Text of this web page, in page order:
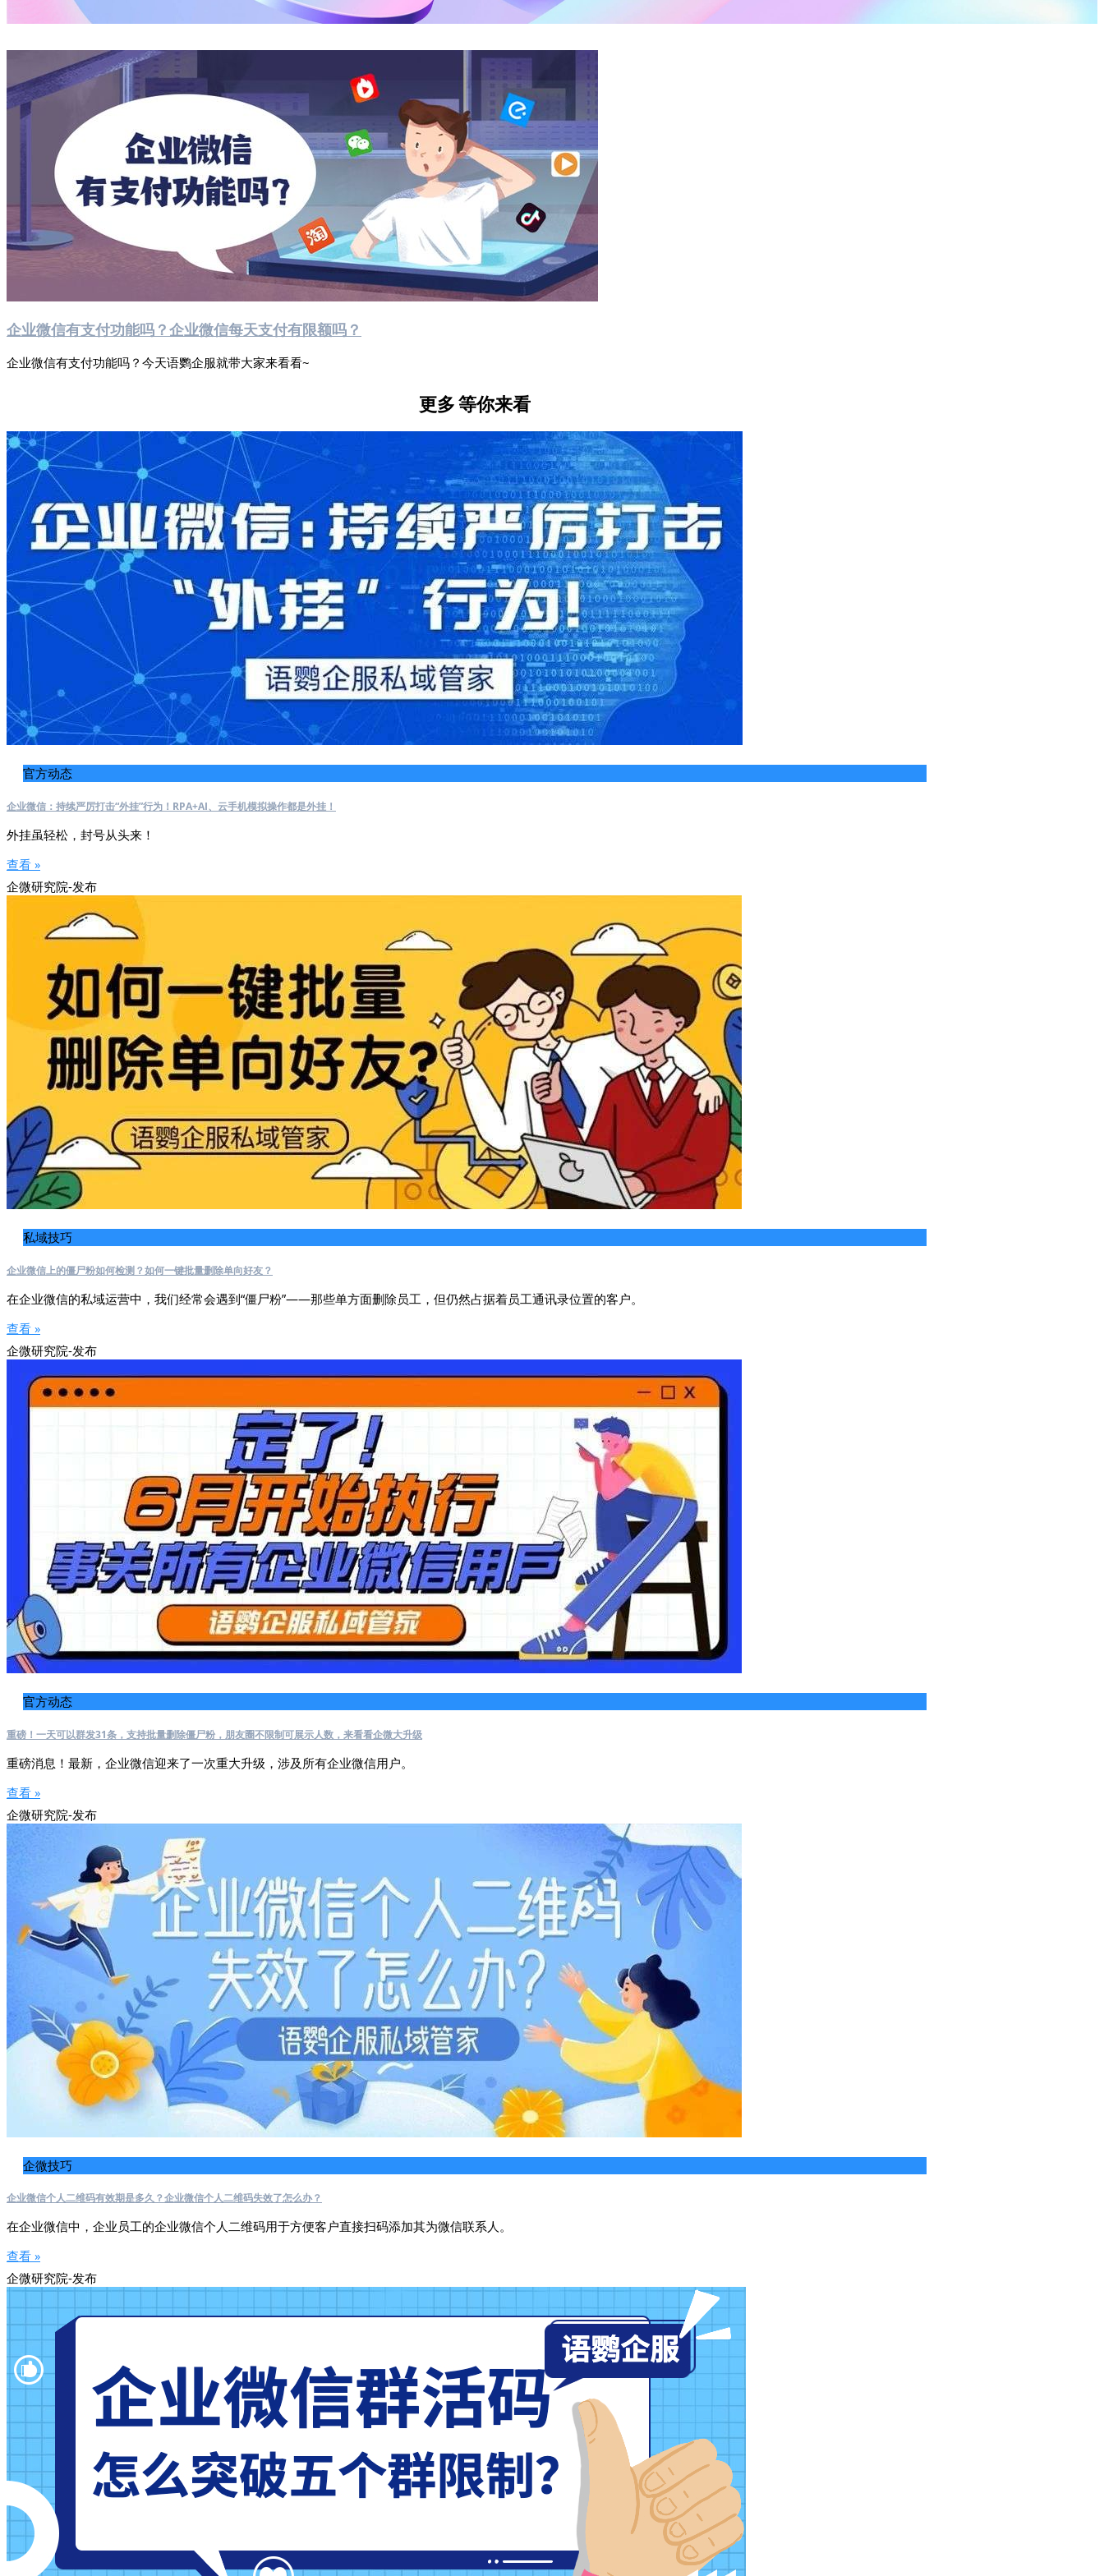
企业微信有支付功能吗？企业微信每天支付有限额吗？
企业微信有支付功能吗？今天语鹦企服就带大家来看看~
更多等你来看
官方动态
企业微信：持续严厉打击“外挂”行为！RPA+AI、云手机模拟操作都是外挂！
外挂虽轻松，封号从头来！
查看 »
企微研究院-发布
私域技巧
企业微信上的僵尸粉如何检测？如何一键批量删除单向好友？
在企业微信的私域运营中，我们经常会遇到“僵尸粉”——那些单方面删除员工，但仍然占据着员工通讯录位置的客户。
查看 »
企微研究院-发布
官方动态
重磅！一天可以群发31条，支持批量删除僵尸粉，朋友圈不限制可展示人数，来看看企微大升级
重磅消息！最新，企业微信迎来了一次重大升级，涉及所有企业微信用户。
查看 »
企微研究院-发布
企微技巧
企业微信个人二维码有效期是多久？企业微信个人二维码失效了怎么办？
在企业微信中，企业员工的企业微信个人二维码用于方便客户直接扫码添加其为微信联系人。
查看 »
企微研究院-发布